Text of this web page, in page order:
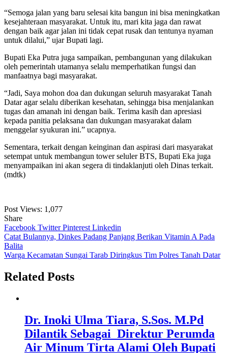
“Semoga jalan yang baru selesai kita bangun ini bisa meningkatkan
kesejahteraan masyarakat. Untuk itu, mari kita jaga dan rawat
dengan baik agar jalan ini tidak cepat rusak dan tentunya nyaman
untuk dilalui,” ujar Bupati lagi.
Bupati Eka Putra juga sampaikan, pembangunan yang dilakukan
oleh pemerintah utamanya selalu memperhatikan fungsi dan
manfaatnya bagi masyarakat.
“Jadi, Saya mohon doa dan dukungan seluruh masyarakat Tanah
Datar agar selalu diberikan kesehatan, sehingga bisa menjalankan
tugas dan amanah ini dengan baik. Terima kasih dan apresiasi
kepada panitia pelaksana dan dukungan masyarakat dalam
menggelar syukuran ini.” ucapnya.
Sementara, terkait dengan keinginan dan aspirasi dari masyarakat
setempat untuk membangun tower seluler BTS, Bupati Eka juga
menyampaikan ini akan segera di tindaklanjuti oleh Dinas terkait.
(mdtk)
Post Views: 1,077
Share
Facebook TwitterPinterest Linkedin
Navigasi
pos
Catat Bulannya, Dinkes Padang Panjang Berikan Vitamin A Pada
Balita
Warga Kecamatan Sungai Tarab Diringkus Tim Polres Tanah Datar
Related Posts
Dr. Inoki Ulma Tiara, S.Sos. M.Pd
Dilantik Sebagai Direktur Perumda
Air Minum Tirta Alami Oleh Bupati